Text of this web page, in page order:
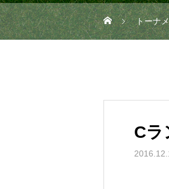
トーナ
Cラ